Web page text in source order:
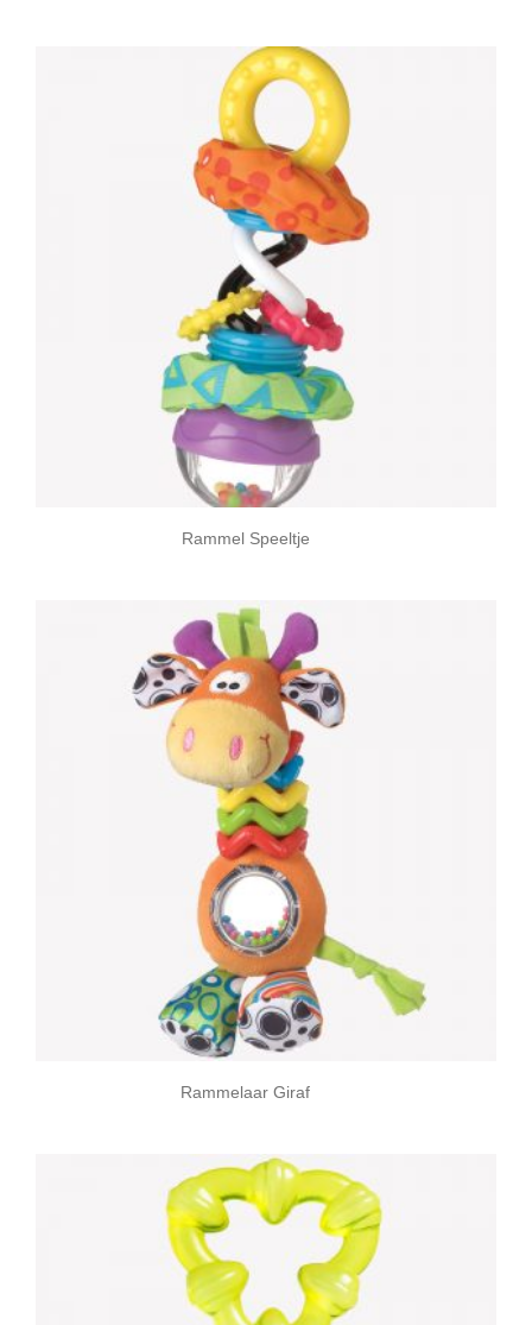
Rammel Speeltje
Rammelaar Giraf